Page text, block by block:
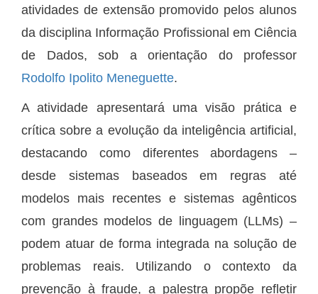
atividades de extensão promovido pelos alunos
da disciplina Informação Profissional em Ciência
de Dados, sob a orientação do professor
Rodolfo Ipolito Meneguette.
A atividade apresentará uma visão prática e
crítica sobre a evolução da inteligência artificial,
destacando como diferentes abordagens –
desde sistemas baseados em regras até
modelos mais recentes e sistemas agênticos
com grandes modelos de linguagem (LLMs) –
podem atuar de forma integrada na solução de
problemas reais. Utilizando o contexto da
prevenção à fraude, a palestra propõe refletir